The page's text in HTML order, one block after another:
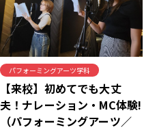
パフォーミングアーツ学科
【来校】初めてでも大丈
夫！ナレーション・MC体験!
（パフォーミングアーツ／